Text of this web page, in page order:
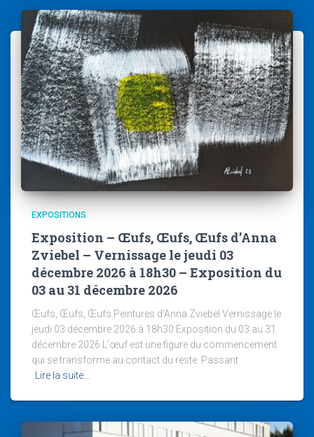
EXPOSITIONS
Exposition – Œufs, Œufs, Œufs d’Anna
Zviebel – Vernissage le jeudi 03
décembre 2026 à 18h30 – Exposition du
03 au 31 décembre 2026
Œufs, Œufs, Œufs Peintures d’Anna Zviebel Vernissage le
jeudi 03 décembre 2026 à 18h30 Exposition du 03 au 31
décembre 2026 L’œuf est une figure du commencement
qui se transforme au contact du reste. Passant
Lire la suite…